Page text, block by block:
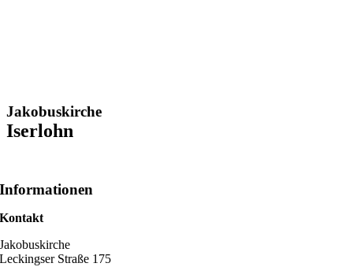
Jakobuskirche
Iserlohn
Informationen
Kontakt
Jakobuskirche
Leckingser Straße 175